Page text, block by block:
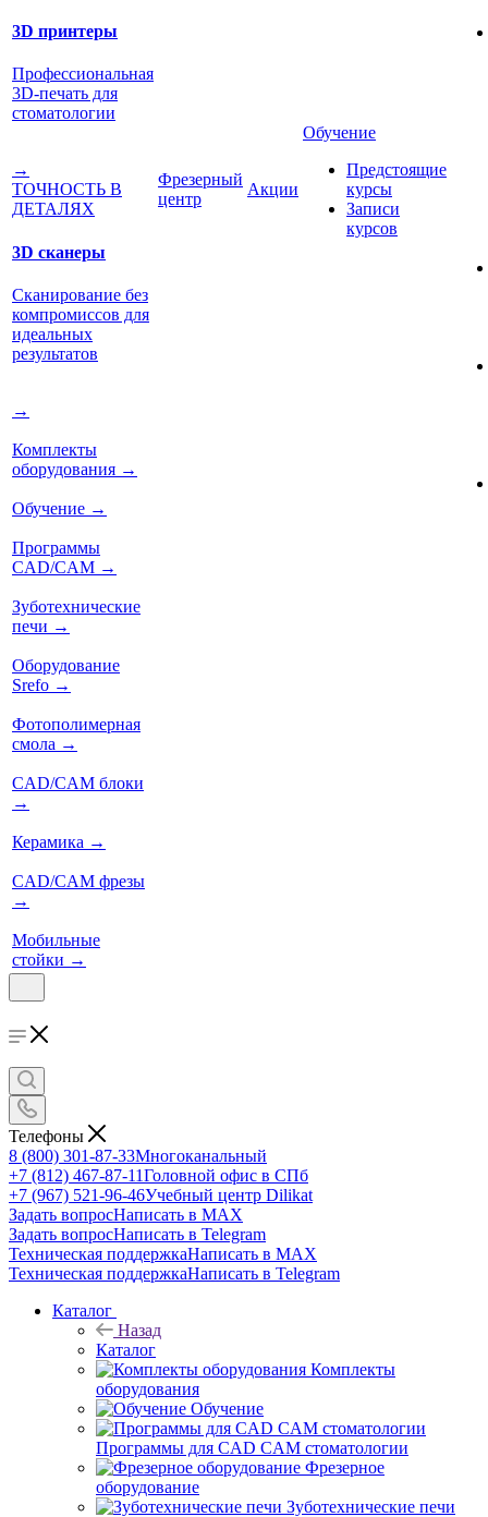
3D принтеры
Профессиональная
3D-печать для
стоматологии
→
ТОЧНОСТЬ В
ДЕТАЛЯХ
3D сканеры
Сканирование без
компромиссов для
идеальных
результатов
→
Комплекты
оборудования →
Обучение →
Программы
CAD/CAM →
Зуботехнические
печи →
Оборудование
Srefo →
Фотополимерная
смола →
CAD/CAM блоки
→
Керамика →
CAD/CAM фрезы
→
Мобильные
стойки →
Фрезерный
центр
Акции
Обучение
Предстоящие
курсы
Записи
курсов
Телефоны
8 (800) 301-87-33Многоканальный
+7 (812) 467-87-11Головной офис в СПб
+7 (967) 521-96-46Учебный центр Dilikat
Задать вопросНаписать в MAX
Задать вопросНаписать в Telegram
Техническая поддержкаНаписать в MAX
Техническая поддержкаНаписать в Telegram
Каталог
Назад
Каталог
Комплекты
оборудования
Обучение
Программы для CAD CAM стоматологии
Фрезерное
оборудование
Зуботехнические печи